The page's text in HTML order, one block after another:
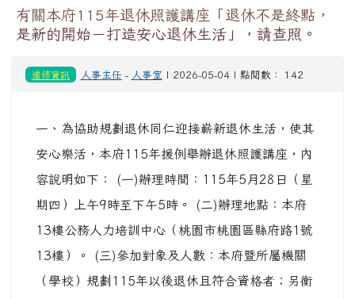
有關本府115年退休照護講座「退休不是終點，
是新的開始－打造安心退休生活」，請查照。
進修資訊 人事主任 - 人事室 | 2026-05-04 | 點閱數： 142
一、為協助規劃退休同仁迎接嶄新退休生活，使其
安心樂活，本府115年援例舉辦退休照護講座，內
容說明如下： (一)辦理時間：115年5月28日（星
期四）上午9時至下午5時。 (二)辦理地點：本府
13樓公務人力培訓中心（桃園市桃園區縣府路1號
13樓）。 (三)參加對象及人數：本府暨所屬機關
（學校）規劃115年以後退休且符合資格者；另衡